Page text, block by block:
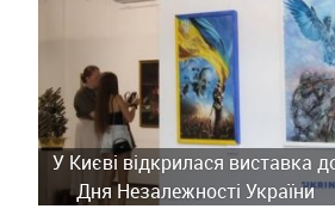
У Києві відкрилася виставка
Дня Незалежності України